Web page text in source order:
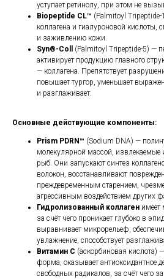
уступает ретинолу, при этом не
Biopeptide CL™ (Palmitoyl Tripeptide-
коллагена и гиалуроновой кислоты,
и заживлению кожи.
Syn®-Coll
(Palmitoyl Tripeptide-5) —
активирует продукцию главного
— коллагена. Препятствует
повышает тургор, уменьшает
и разглаживает.
Основные действующие компоненты:
Prism PDRN™ (Sodium DNA) —
молекулярной массой,
рыб. Они запускают синтез
волокон, восстанавливают
преждевременным старением,
агрессивным воздействием других
Гидролизованный коллаген имеет
за счёт чего проникает глубоко в
выравнивает микрорельеф,
увлажнение, способствует
Витамин C (аскорбиновая кислота)
форма, оказывает антиоксидантное
свободных радикалов, за счёт чего